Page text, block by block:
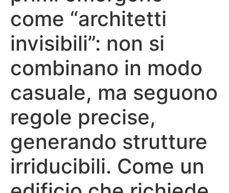
come “architetti
invisibili”: non si
combinano in modo
casuale, ma seguono
regole precise,
generando strutture
irriducibili. Come un